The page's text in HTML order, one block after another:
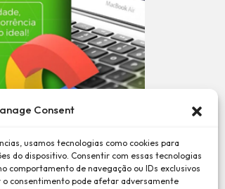
Consent
usamos tecnologias como cookies para
do dispositivo. Consentir com essas tecnologias
comportamento de navegação ou IDs exclusivos
consentimento pode afetar adversamente